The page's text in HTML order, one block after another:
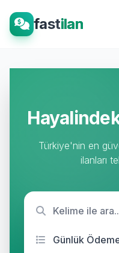
fastilan
Türkiye'nin en
ilanları